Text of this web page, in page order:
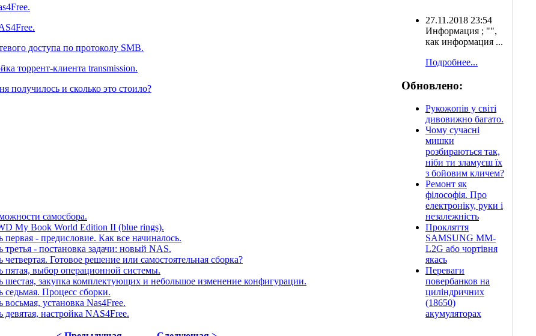
доступа по протоколу SMB.
торрент-клиента transmission.
получилось и сколько это стоило?
самосбора.
My Book World Edition II (blue rings).
- предисловие. Как все начиналось.
- постановка задачи: новый NAS.
Готовое решение или самостоятельная сборка?
выбор операционной системы.
закупка комплектующих и небольшое изменение конфигурации.
Процесс сборки.
установка Nas4Free.
настройка NAS4Free.
27.11.2018 23:54
Информация ; "",
как информация ...
Подробнее...
Обновлено:
Рукожопів у світі
дивовижно багато.
Чому сучасні
мишки
розбираються так,
ніби ти зламуєш їх
з бойовим кличем?
Ремонт як
філософія. Про
електроніку, руки і
незалежність
Прокляття
SAMSUNG MM-
L2G або чортівня
якась
Переваги
повербанков на
циліндричних
(18650)
акумуляторах